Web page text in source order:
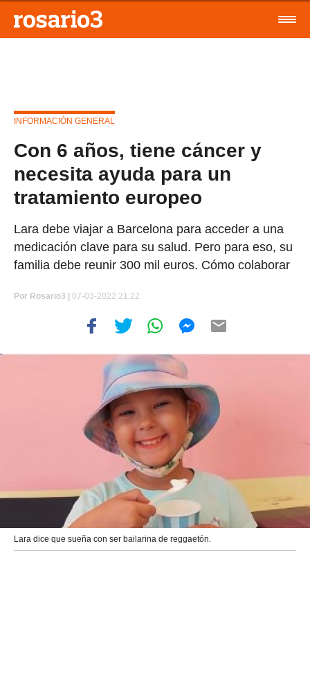
INFORMACIÓN GENERAL
Con 6 años, tiene cáncer y
necesita ayuda para un
tratamiento europeo
Lara debe viajar a Barcelona para acceder a una
medicación clave para su salud. Pero para eso, su
familia debe reunir 300 mil euros. Cómo colaborar
Por Rosario3 | 07-03-2022 21:22
Lara dice que sueña con ser bailarina de reggaetón.